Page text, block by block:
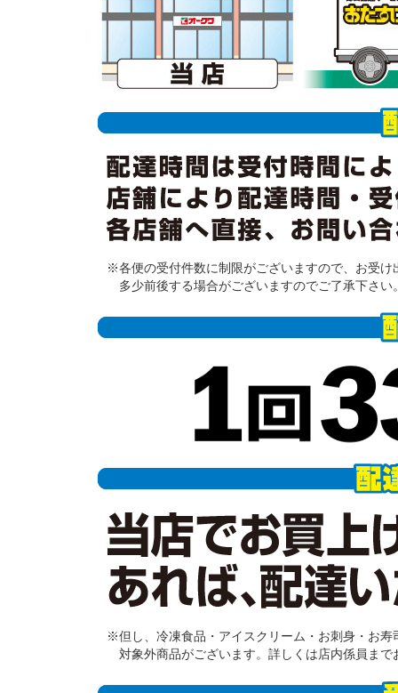
※各便の受付件数に制限がございますので、お受
多少前後する場合がございますのでご了承下さい
※但し、冷凍食品・アイスクリーム・お刺身・お
対象外商品がございます。詳しくは店内係員まで